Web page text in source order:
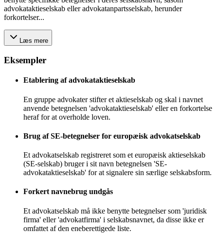
advokataktieselskab eller advokatanpartsselskab, herunder
forkortelser...
Læs mere
Eksempler
Etablering af advokataktieselskab
En gruppe advokater stifter et aktieselskab og skal i navnet
anvende betegnelsen 'advokataktieselskab' eller en forkortelse
heraf for at overholde loven.
Brug af SE-betegnelser for europæisk advokatselskab
Et advokatselskab registreret som et europæisk aktieselskab
(SE-selskab) bruger i sit navn betegnelsen 'SE-
advokataktieselskab' for at signalere sin særlige selskabsform.
Forkert navnebrug undgås
Et advokatselskab må ikke benytte betegnelser som 'juridisk
firma' eller 'advokatfirma' i selskabsnavnet, da disse ikke er
omfattet af den eneberettigede liste.